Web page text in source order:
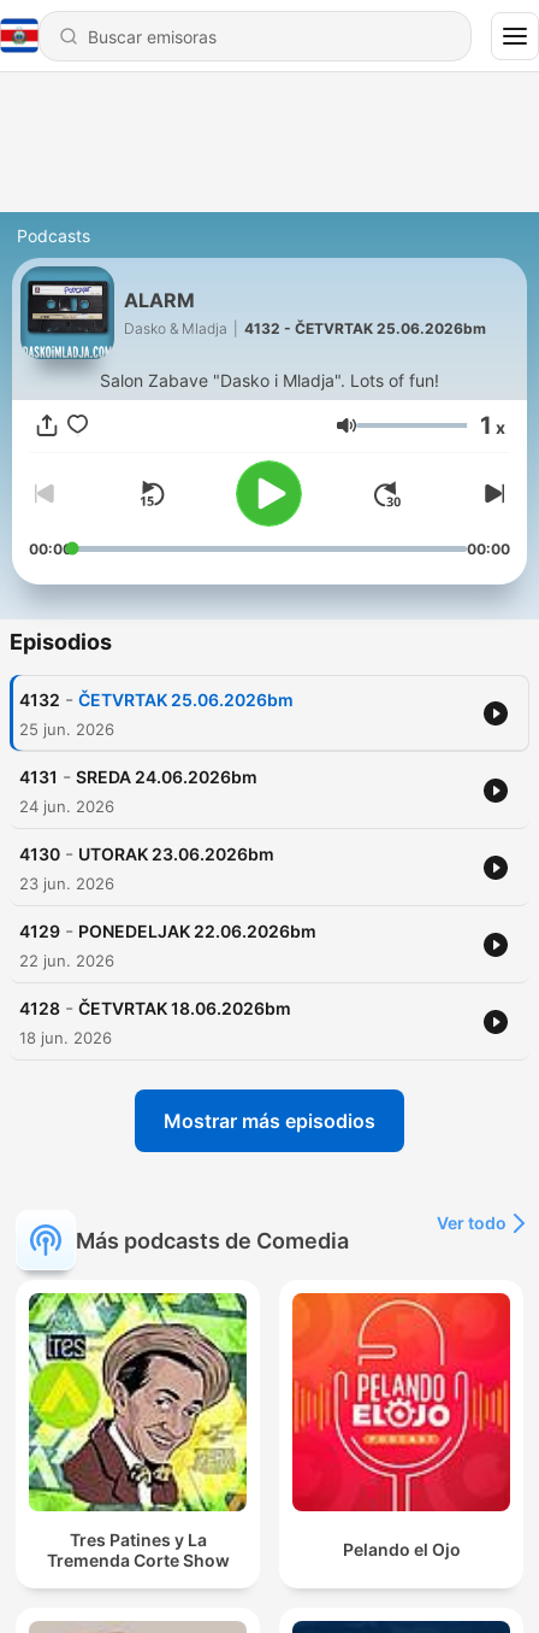
Podcasts
ALARM
Dasko & Mladja 4132 - ČETVRTAK 25.06.2026bm
Salon Zabave "Dasko i Mladja". Lots of fun!
Volumen 1 x
00:00 00:00
Episodios
4132 - ČETVRTAK 25.06.2026bm
25 jun. 2026
4131 - SREDA 24.06.2026bm
24 jun. 2026
4130 - UTORAK 23.06.2026bm
23 jun. 2026
4129 - PONEDELJAK 22.06.2026bm
22 jun. 2026
4128 - ČETVRTAK 18.06.2026bm
18 jun. 2026
Mostrar más episodios
Más podcasts de Comedia
Ver todo
Tres Patines y La
Tremenda Corte Show
Pelando el Ojo